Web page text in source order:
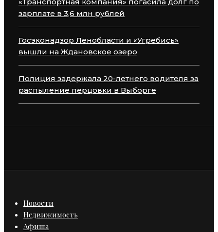
зарплате в 3,6 млн рублей
Госэконадзор Ленобласти и «Угребись»
вышли на Ждановское озеро
Полиция задержала 20-летнего водителя за
распыление перцовки в Выборге
Новости
Недвижимость
Афиша